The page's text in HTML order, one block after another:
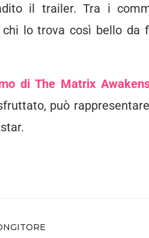
il trailer. Tra i
lo trova così bello da
di The Matrix
può